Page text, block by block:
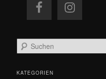
u
h
KATEGORIEN